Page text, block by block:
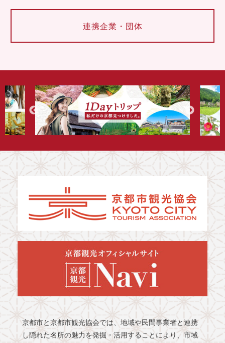
連携企業・団体
京都市と京都市観光協会では、地域や民間事業者と連携
し隠れた名所の魅力を発掘・活用することにより、市域